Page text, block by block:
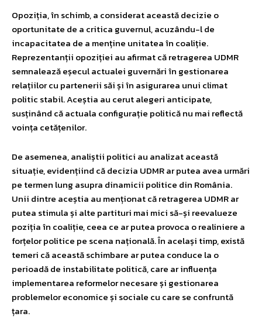
Opoziția, în schimb, a considerat această decizie o
oportunitate de a critica guvernul, acuzându-l de
incapacitatea de a menține unitatea în coaliție.
Reprezentanții opoziției au afirmat că retragerea UDMR
semnalează eșecul actualei guvernări în gestionarea
relațiilor cu partenerii săi și în asigurarea unui climat
politic stabil. Aceștia au cerut alegeri anticipate,
susținând că actuala configurație politică nu mai reflectă
voința cetățenilor.
De asemenea, analiștii politici au analizat această
situație, evidențiind că decizia UDMR ar putea avea urmări
pe termen lung asupra dinamicii politice din România.
Unii dintre aceștia au menționat că retragerea UDMR ar
putea stimula și alte partituri mai mici să-și reevalueze
poziția în coaliție, ceea ce ar putea provoca o realiniere a
forțelor politice pe scena națională. În același timp, există
temeri că această schimbare ar putea conduce la o
perioadă de instabilitate politică, care ar influența
implementarea reformelor necesare și gestionarea
problemelor economice și sociale cu care se confruntă
țara.